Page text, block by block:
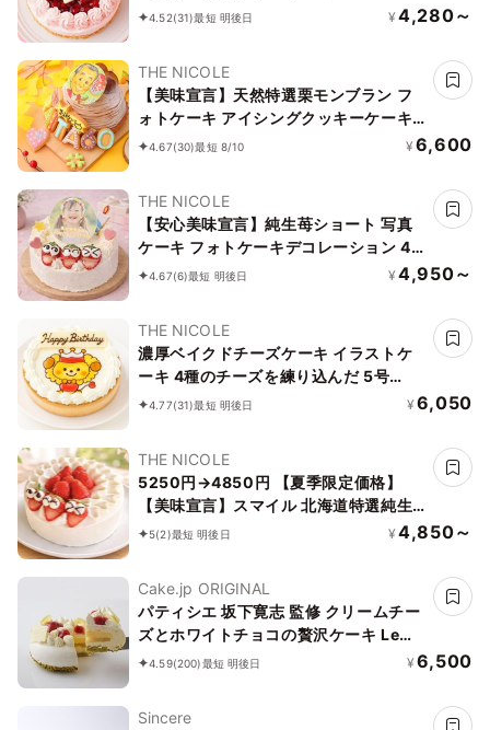
4.52(31)最短 明後日 ¥ 4,280～
THE NICOLE
【美味宣言】天然特選栗モンブラン フ
ォトケーキ アイシングクッキーケーキ
文字入りアイシング 写真ケーキ 5号
4.67(30)最短 8/10 ¥ 6,600
THE NICOLE
【安心美味宣言】純生苺ショート 写真
ケーキ フォトケーキデコレーション 4
号 12cm 【オプション選択でオリジナ
4.67(6)最短 明後日 ¥ 4,950～
THE NICOLE
濃厚ベイクドチーズケーキ イラストケ
ーキ 4種のチーズを練り込んだ 5号
15cm ギフトに最適
4.77(31)最短 明後日 ¥ 6,050
THE NICOLE
5250円→4850円 【夏季限定価格】
【美味宣言】スマイル 北海道特選純生
苺ショート ケーキ 4号 1２cm ＊当日配
5(2)最短 明後日 ¥ 4,850～
Cake.jp ORIGINAL
パティシエ 坂下寛志 監修 クリームチー
ズとホワイトチョコの贅沢ケーキ Le
Festin（ル フェスタン）
4.59(200)最短 明後日 ¥ 6,500
Sincere